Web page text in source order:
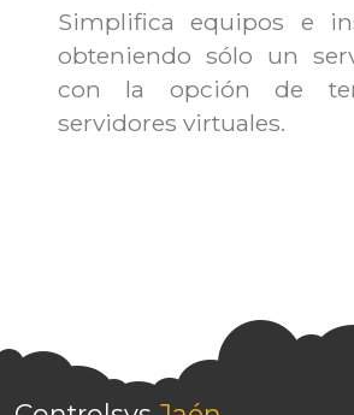
Simplifica equipos e
obteniendo sólo un
con la opción de
servidores virtuales.